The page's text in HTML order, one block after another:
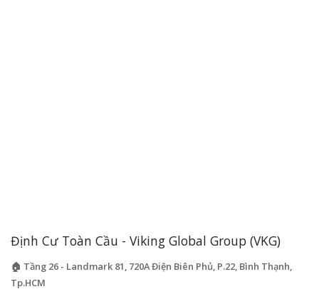
Định Cư Toàn Cầu - Viking Global Group (VKG)
🏠 Tầng 26 - Landmark 81, 720A Điện Biên Phủ, P.22, Bình Thạnh,
Tp.HCM